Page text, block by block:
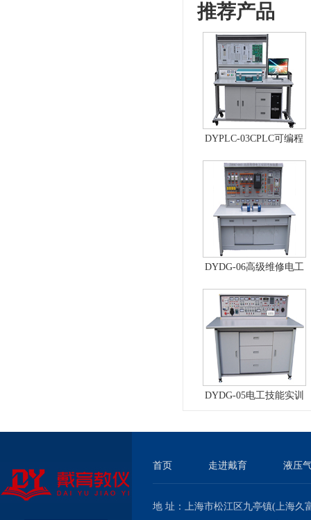
推荐产品
DYPLC-03CPLC可编程
统、自动控制原理综合
实验台
DYDG-06高级维修电工
型）
DYDG-05电工技能实训
首页 走进戴育 液压
地 址：上海市松江区九亭镇(上海